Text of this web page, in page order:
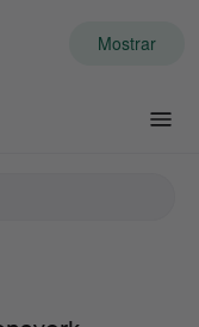
Mostrar